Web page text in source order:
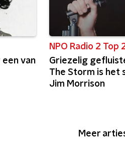
van
NPO Radio 2 Top
Griezelig
The Storm is het
Jim Morrison
Meer